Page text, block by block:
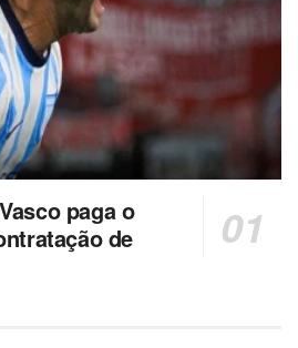
paga o
de